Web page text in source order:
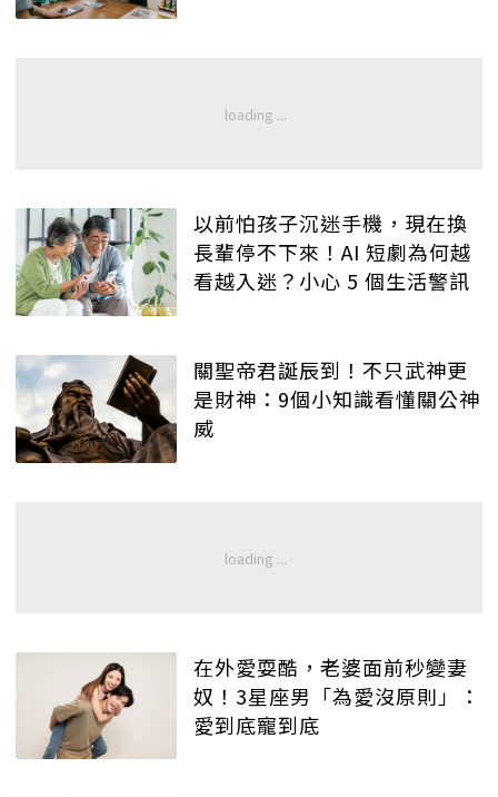
以前怕孩子沉迷手機，現在換
長輩停不下來！AI 短劇為何越
看越入迷？小心 5 個生活警訊
關聖帝君誕辰到！不只武神更
是財神：9個小知識看懂關公神
威
在外愛耍酷，老婆面前秒變妻
奴！3星座男「為愛沒原則」：
愛到底寵到底